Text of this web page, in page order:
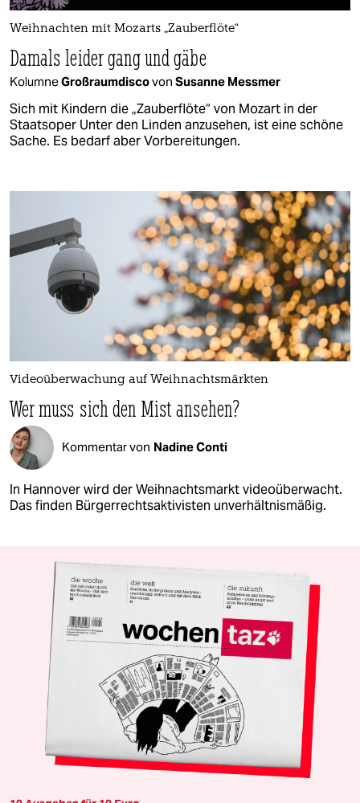
Weihnachten mit Mozarts „Zauberflöte“
Damals leider gang und gäbe
KolumneGroßraumdiscovon Susanne Messmer
Sich mit Kindern die „Zauberflöte“ von Mozart in der
Staatsoper Unter den Linden anzusehen, ist eine schöne
Sache. Es bedarf aber Vorbereitungen.
Videoüberwachung auf Weihnachtsmärkten
Wer muss sich den Mist ansehen?
Kommentar von Nadine Conti
In Hannover wird der Weihnachtsmarkt videoüberwacht.
Das finden Bürgerrechtsaktivisten unverhältnismäßig.